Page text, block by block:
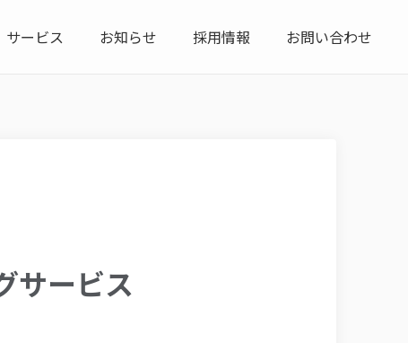
サービス お知らせ 採用情報 お問い合わせ
サービス